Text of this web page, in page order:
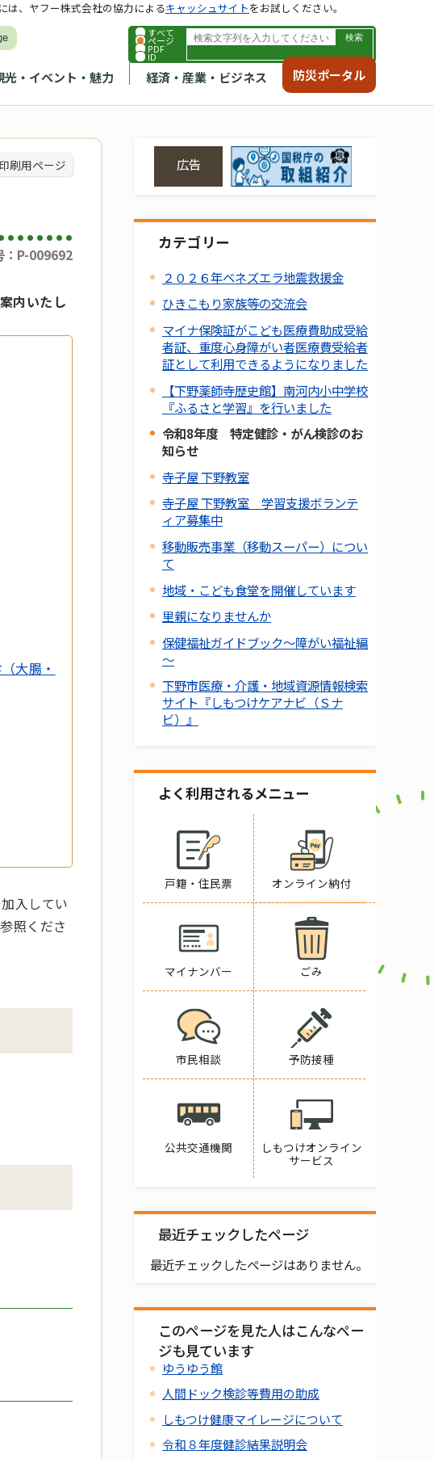
すべて
ページ
PDF
ID
光・イベント・魅力 経済・産業・ビジネス 防災ポータル
は、ヤフー株式会社の協力によるキャッシュサイトをお試しください。
印刷用ページ
：P-009692
内いたし
大腸・
入してい
照くださ
広告
カテゴリー
２０２６年ベネズエラ地震救援金
ひきこもり家族等の交流会
マイナ保険証がこども医療費助成受給
者証、重度心身障がい者医療費受給者
証として利用できるようになりました
【下野薬師寺歴史館】南河内小中学校
『ふるさと学習』を行いました
令和8年度 特定健診・がん検診のお
知らせ
寺子屋 下野教室
寺子屋 下野教室 学習支援ボランテ
ィア募集中
移動販売事業（移動スーパー）につい
て
地域・こども食堂を開催しています
里親になりませんか
保健福祉ガイドブック～障がい福祉編
～
下野市医療・介護・地域資源情報検索
サイト『しもつけケアナビ（Ｓナ
ビ）』
よく利用されるメニュー
戸籍・住民票 オンライン納付
マイナンバー ごみ
市民相談 予防接種
公共交通機関
しもつけオンライン
サービス
最近チェックしたページ
最近チェックしたページはありません。
このページを見た人はこんなペー
ジも見ています
ゆうゆう館
人間ドック検診等費用の助成
しもつけ健康マイレージについて
令和８年度健診結果説明会